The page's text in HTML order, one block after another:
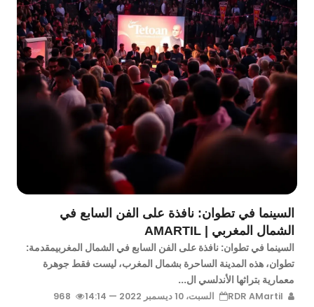
السينما في تطوان: نافذة على الفن السابع في
الشمال المغربي | AMARTIL
السينما في تطوان: نافذة على الفن السابع في الشمال المغربيمقدمة:
تطوان، هذه المدينة الساحرة بشمال المغرب، ليست فقط جوهرة
معمارية بتراثها الأندلسي ال...
السبت، 10 ديسمبر 2022 — 14:14